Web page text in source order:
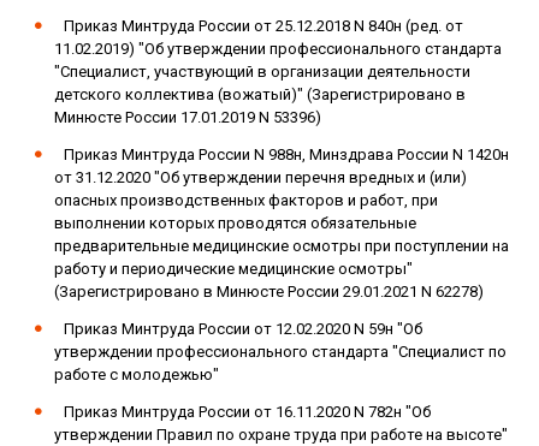
Приказ Минтруда России от 25.12.2018 N 840н (ред. от
11.02.2019) "Об утверждении профессионального стандарта
"Специалист, участвующий в организации деятельности
детского коллектива (вожатый)" (Зарегистрировано в
Минюсте России 17.01.2019 N 53396)
Приказ Минтруда России N 988н, Минздрава России N 1420н
от 31.12.2020 "Об утверждении перечня вредных и (или)
опасных производственных факторов и работ, при
выполнении которых проводятся обязательные
предварительные медицинские осмотры при поступлении на
работу и периодические медицинские осмотры"
(Зарегистрировано в Минюсте России 29.01.2021 N 62278)
Приказ Минтруда России от 12.02.2020 N 59н "Об
утверждении профессионального стандарта "Специалист по
работе с молодежью"
Приказ Минтруда России от 16.11.2020 N 782н "Об
утверждении Правил по охране труда при работе на высоте"